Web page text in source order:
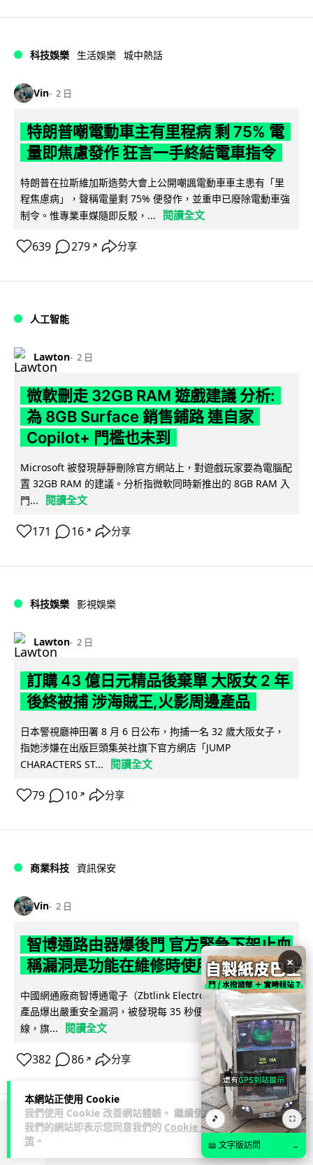
本網站正使用 Cookie
我們使用 Cookie 改善網站體驗。 繼續使用
我們的網站即表示您同意我們的 Cookie 政
策 。
科技娛樂 生活娛樂 城中熱話
Vin 2 日
特朗普嘲電動車主有里程病 剩 75% 電
量即焦慮發作 狂言一手終結電車指令
特朗普在拉斯維加斯造勢大會上公開嘲諷電動車車主患有「里
程焦慮病」，聲稱電量剩 75% 便發作，並重申已廢除電動車強
制令。惟專業車媒隨即反駁，...
閱讀全文
639 279 ↗ 分享
人工智能
Lawton 2 日
微軟刪走 32GB RAM 遊戲建議 分析:
為 8GB Surface 銷售鋪路 連自家
Copilot+ 門檻也未到
Microsoft 被發現靜靜刪除官方網站上，對遊戲玩家要為電腦配
置 32GB RAM 的建議。分析指微軟同時新推出的 8GB RAM 入
門...
閱讀全文
171 16 ↗ 分享
科技娛樂 影視娛樂
Lawton 2 日
訂購 43 億日元精品後棄單 大阪女 2 年
後終被捕 涉海賊王,火影周邊產品
日本警視廳神田署 8 月 6 日公布，拘捕一名 32 歲大阪女子，
指她涉嫌在出版巨頭集英社旗下官方網店「JUMP
CHARACTERS ST...
閱讀全文
79 10 ↗ 分享
商業科技 資訊保安
Vin 2 日
智博通路由器爆後門 官方緊急下架止血
稱漏洞是功能在維修時使用
中國網通廠商智博通電子（Zbtlink Electronics）旗下的路由器
產品爆出嚴重安全漏洞，被發現每 35 秒便會與中國伺服器連
線，旗...
閱讀全文
382 86 ↗ 分享
ADVERTISEMENT
×
🎵 ⛶
📖 文字版訪問 →